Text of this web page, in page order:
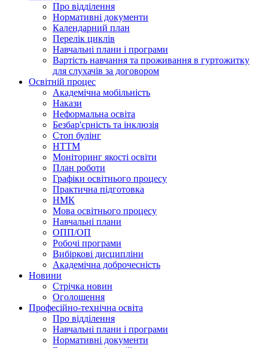
Про відділення
Нормативні документи
Календарний план
Перелік циклів
Навчальні плани і програми
Вартість навчання та проживання в гуртожитку
для слухачів за договором
Освітній процес
Академічна мобільність
Накази
Неформальна освіта
Безбар'єрність та інклюзія
Стоп булінг
НТТМ
Моніторинг якості освіти
План роботи
Графіки освітнього процесу
Практична підготовка
НМК
Мова освiтнього процесу
Навчальнi плани
ОПП/ОП
Робочі програми
Вибiрковi дисциплiни
Академічна доброчесність
Новини
Стрічка новин
Оголошення
Професійно-технічна освіта
Про відділення
Навчальні плани і програми
Нормативнi документи